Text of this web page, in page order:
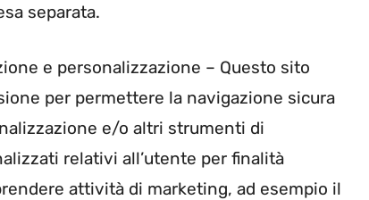
separata.
e personalizzazione – Questo sito
per permettere la navigazione sicura
e/o altri strumenti di
relativi all’utente per finalità
attività di marketing, ad esempio il